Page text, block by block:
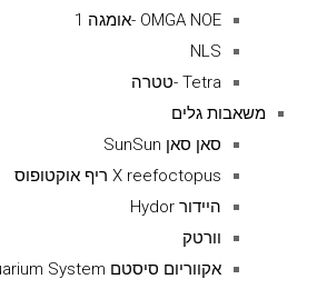
OMGA NOE -אומגה 1
NLS
Tetra -טטרה
משאבות גלים
סאן סאן SunSun
X reefoctopus ריף אוקטופוס
היידור Hydor
וורטק
אקווריום סיסטם Aquarium System